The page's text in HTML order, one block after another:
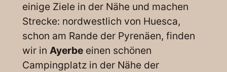
einige Ziele in der Nähe und machen
Strecke: nordwestlich von Huesca,
schon am Rande der Pyrenäen, finden
wir in Ayerbeeinen schönen
Campingplatz in der Nähe der